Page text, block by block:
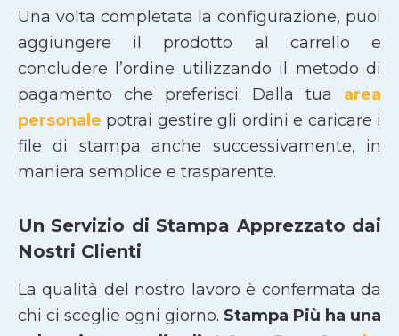
Una volta completata la configurazione, puoi
aggiungere il prodotto al carrello e
concludere l’ordine utilizzando il metodo di
pagamento che preferisci. Dalla tua area
personale potrai gestire gli ordini e caricare i
file di stampa anche successivamente, in
maniera semplice e trasparente.
Un Servizio di Stampa Apprezzato dai
Nostri Clienti
La qualità del nostro lavoro è confermata da
chi ci sceglie ogni giorno. Stampa Più ha una